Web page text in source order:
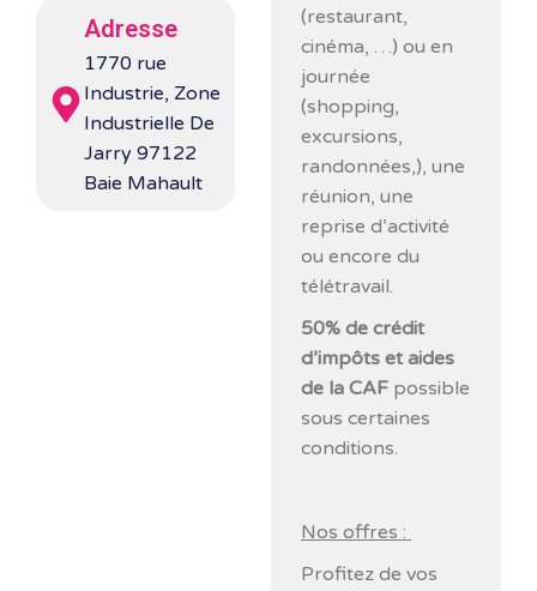
Adresse
1770 rue
Industrie, Zone
Industrielle De
Jarry 97122
Baie Mahault
(restaurant,
cinéma, …) ou en
journée
(shopping,
excursions,
randonnées,), une
réunion, une
reprise d’activité
ou encore du
télétravail.
50% de crédit
d’impôts et aides
de la CAF possible
sous certaines
conditions.
Nos offres :
Profitez de vos